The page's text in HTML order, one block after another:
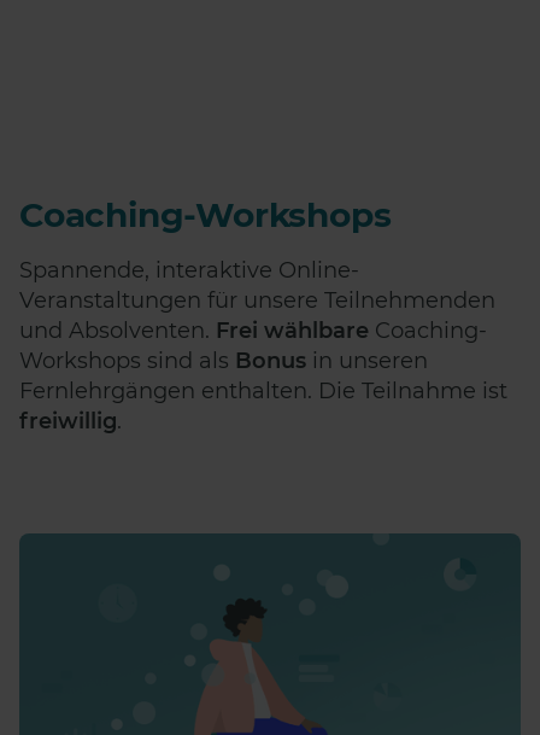
Coaching-Workshops
Spannende, interaktive Online-
Veranstaltungen für unsere Teilnehmenden
und Absolventen. Frei wählbare Coaching-
Workshops sind als Bonus in unseren
Fernlehrgängen enthalten. Die Teilnahme ist
freiwillig.